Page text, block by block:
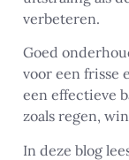
verbeteren.
Goed
voor een frisse
een effectieve
zoals regen,
In deze blog